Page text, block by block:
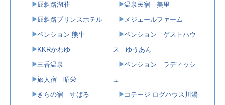
屈斜路湖荘
屈斜路プリンスホテル
ペンション 熊牛
KKRかわゆ
三香温泉
旅人宿 昭栄
きらの宿 すばる
温泉民宿 美里
メジェールファーム
ペンション ゲストハウ
ス ゆうあん
ペンション ラディッシ
ュ
コテージ ログハウス川湯